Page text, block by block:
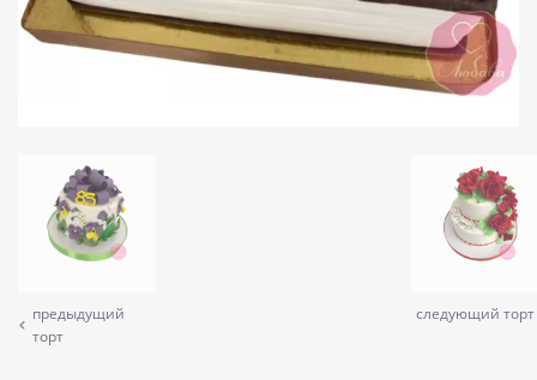
предыдущий
торт
следующий торт